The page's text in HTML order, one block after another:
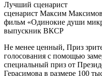
Лучший сценарист
сценарист Максим
фильм «Одинокие души
выпускник ВКСР
Не менее ценный, Приз
голосования с помощью
специальный приз от
Герасимова в размере 100